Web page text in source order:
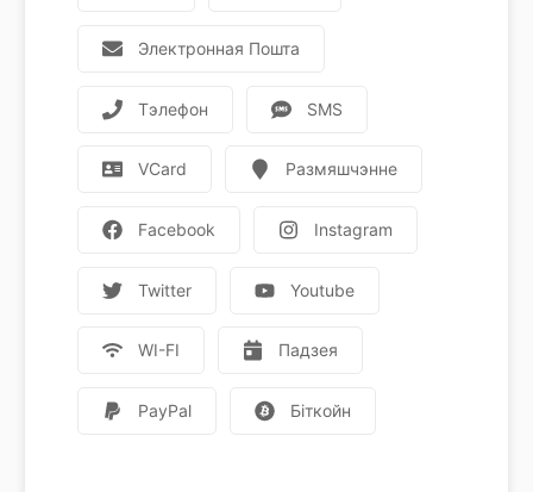
Электронная Пошта
Тэлефон SMS
VCard Размяшчэнне
Facebook Instagram
Twitter Youtube
WI-FI Падзея
PayPal Біткойн